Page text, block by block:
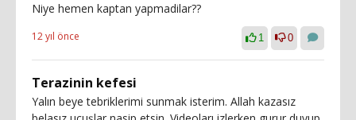
Niye hemen kaptan yapmadilar??
12 yıl önce 1 0
Terazinin kefesi
Yalın beye tebriklerimi sunmak isterim. Allah kazasız